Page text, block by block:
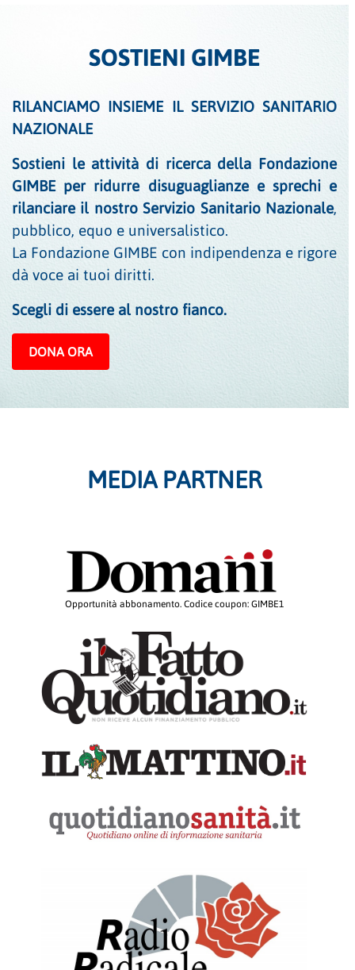
SOSTIENI GIMBE
RILANCIAMO INSIEME IL SERVIZIO SANITARIO
NAZIONALE
Sostieni le attività di ricerca della Fondazione
GIMBE per ridurre disuguaglianze e sprechi e
rilanciare il nostro Servizio Sanitario Nazionale,
pubblico, equo e universalistico.
La Fondazione GIMBE con indipendenza e rigore
dà voce ai tuoi diritti.
Scegli di essere al nostro fianco.
DONA ORA
MEDIA PARTNER
Opportunità abbonamento. Codice coupon: GIMBE1